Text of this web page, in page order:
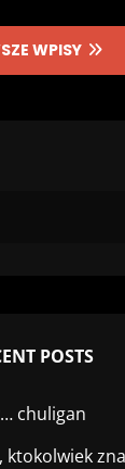
WPISY
POSTS
chuligan
ktokolwiek